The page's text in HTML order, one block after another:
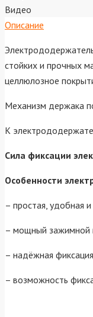
Видео
Описание
стойких и прочных
целлюлозное
Механизм держака
К
Сила фиксации
Особенности
– простая, удобная
– мощный зажимной
– надёжная
– возможность